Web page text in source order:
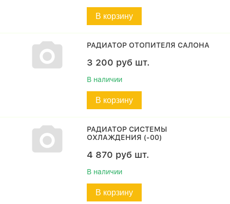
В корзину
РАДИАТОР ОТОПИТЕЛЯ САЛОНА
3 200 руб шт.
В наличии
В корзину
РАДИАТОР СИСТЕМЫ
ОХЛАЖДЕНИЯ (-00)
4 870 руб шт.
В наличии
В корзину